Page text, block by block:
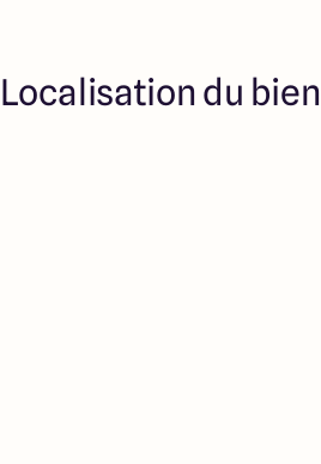
Localisation du bien